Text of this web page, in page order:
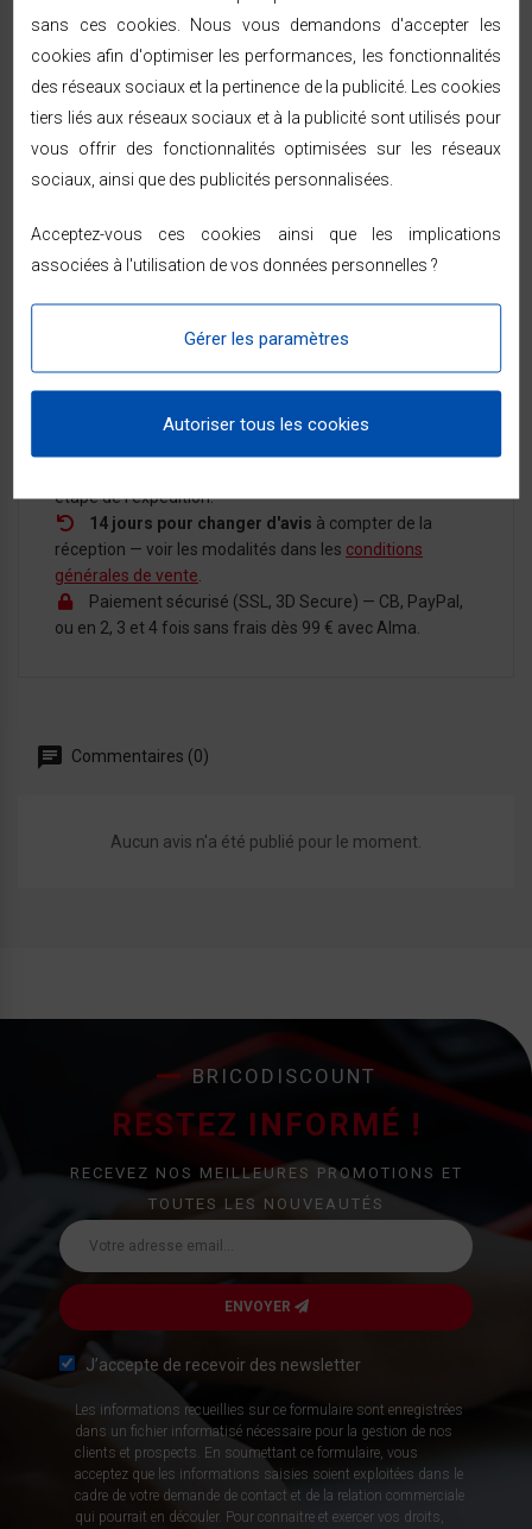
DOCUMENTS JOINTS
TÉLÉCHARGEMENT
Notice BA50PP
Expédition sous 24/48h— livraison rapide à
domicile sous 48/72h ouvrées par Chronopost ou
étape de l'expédition.
14 jours pour changer d'avis à compter de la
réception — voir les modalités dans les conditions
générales de vente
Paiement sécurisé (SSL, 3D Secure) — CB, PayPal,
ou en 2, 3 et 4 fois sans frais dès 99 € avec Alma.
Commentaires (0)
Aucun avis n'a été publié pour le moment.
BRICODISCOUNT
RESTEZ INFORMÉ !
RECEVEZ NOS MEILLEURES PROMOTIONS ET
TOUTES LES NOUVEAUTÉS
ENVOYER
J’accepte de recevoir des newsletter
Les informations recueillies sur ce formulaire sont enregistrées
dans un fichier informatisé nécessaire pour la gestion de nos
clients et prospects. En soumettant ce formulaire, vous
acceptez que les informations saisies soient exploitées dans le
cadre de votre demande de contact et de la relation commerciale
qui pourrait en découler. Pour connaitre et exercer vos droits,
sans ces cookies. Nous vous demandons d'accepter les
cookies afin d'optimiser les performances, les fonctionnalités
des réseaux sociaux et la pertinence de la publicité. Les cookies
tiers liés aux réseaux sociaux et à la publicité sont utilisés pour
vous offrir des fonctionnalités optimisées sur les réseaux
sociaux, ainsi que des publicités personnalisées.
Acceptez-vous ces cookies ainsi que les implications
associées à l'utilisation de vos données personnelles ?
Gérer les paramètres
Autoriser tous les cookies